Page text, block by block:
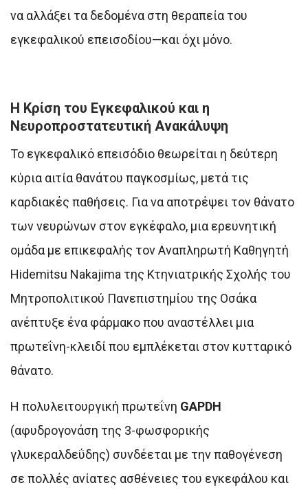
να αλλάξει τα δεδομένα στη θεραπεία του
εγκεφαλικού επεισοδίου—και όχι μόνο.
Η Κρίση του Εγκεφαλικού και η
Νευροπροστατευτική Ανακάλυψη
Το εγκεφαλικό επεισόδιο θεωρείται η δεύτερη
κύρια αιτία θανάτου παγκοσμίως, μετά τις
καρδιακές παθήσεις. Για να αποτρέψει τον θάνατο
των νευρώνων στον εγκέφαλο, μια ερευνητική
ομάδα με επικεφαλής τον Αναπληρωτή Καθηγητή
Hidemitsu Nakajima της Κτηνιατρικής Σχολής του
Μητροπολιτικού Πανεπιστημίου της Οσάκα
ανέπτυξε ένα φάρμακο που αναστέλλει μια
πρωτεΐνη-κλειδί που εμπλέκεται στον κυτταρικό
θάνατο.
Η πολυλειτουργική πρωτεΐνη GAPDH
(αφυδρογονάση της 3-φωσφορικής
γλυκεραλδεΰδης) συνδέεται με την παθογένεση
σε πολλές ανίατες ασθένειες του εγκεφάλου και